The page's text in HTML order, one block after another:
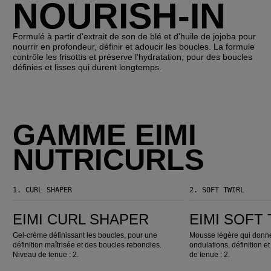
NOURISH-IN
Formulé à partir d'extrait de son de blé et d'huile de jojoba pour
nourrir en profondeur, définir et adoucir les boucles. La formule
contrôle les frisottis et préserve l'hydratation, pour des boucles
définies et lisses qui durent longtemps.
GAMME EIMI
NUTRICURLS
1. CURL SHAPER
EIMI CURL SHAPER
Gel-crème définissant les boucles, pour une
définition maîtrisée et des boucles rebondies.
Niveau de tenue : 2.
2. SOFT TWIRL
EIMI SOFT
Mousse légère qui
ondulations, définition
de tenue : 2.